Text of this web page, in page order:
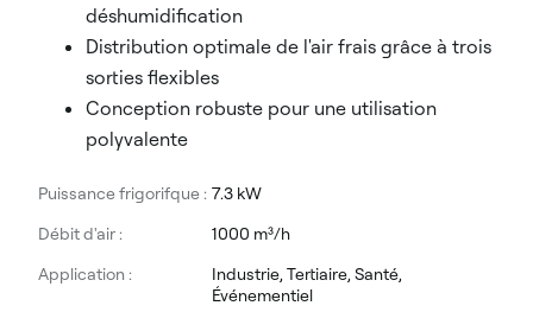
déshumidification
Distribution optimale de l'air frais grâce à trois
sorties flexibles
Conception robuste pour une utilisation
polyvalente
Puissance frigorifque : 7.3 kW
Débit d'air :
1000 m³/h
Application :
Industrie, Tertiaire, Santé,
Événementiel